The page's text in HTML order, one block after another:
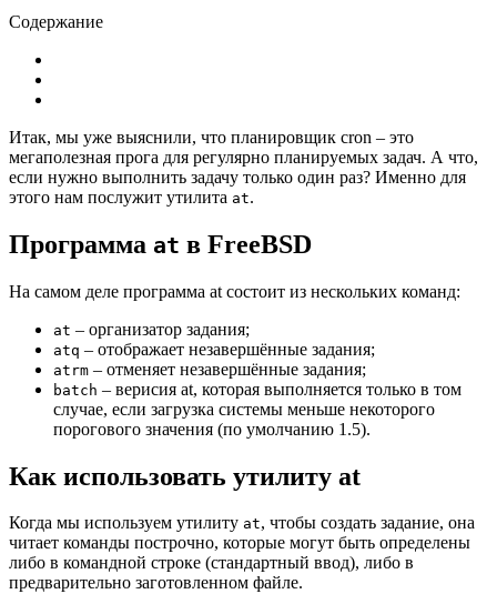
Содержание
Итак, мы уже выяснили, что планировщик cron – это
мегаполезная прога для регулярно планируемых задач. А что,
если нужно выполнить задачу только один раз? Именно для
этого нам послужит утилита at.
Программа at в FreeBSD
На самом деле программа at состоит из нескольких команд:
at – организатор задания;
atq – отображает незавершённые задания;
atrm – отменяет незавершённые задания;
batch – верисия at, которая выполняется только в том
случае, если загрузка системы меньше некоторого
порогового значения (по умолчанию 1.5).
Как использовать утилиту at
Когда мы используем утилиту at, чтобы создать задание, она
читает команды построчно, которые могут быть определены
либо в командной строке (стандартный ввод), либо в
предварительно заготовленном файле.